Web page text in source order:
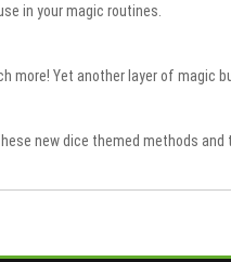
in your magic routines.
more! Yet another layer of magic
new dice themed methods